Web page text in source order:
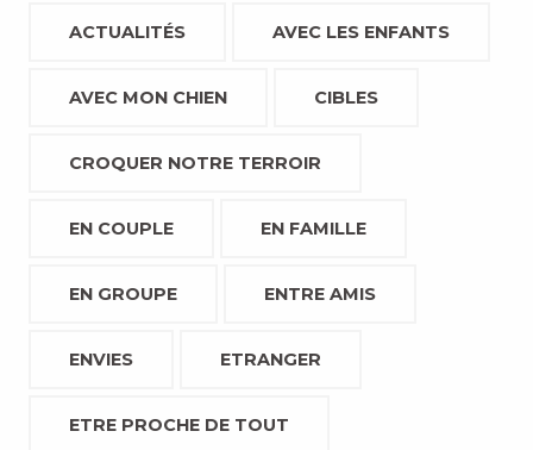
ACTUALITÉS AVEC LES ENFANTS
AVEC MON CHIEN CIBLES
CROQUER NOTRE TERROIR
EN COUPLE EN FAMILLE
EN GROUPE ENTRE AMIS
ENVIES ETRANGER
ETRE PROCHE DE TOUT